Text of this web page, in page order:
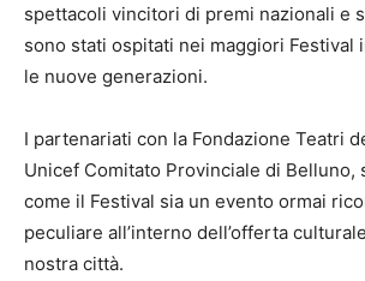
spettacoli vincitori di premi nazionali e
sono stati ospitati nei maggiori Festival
le nuove generazioni.
I partenariati con la Fondazione Teatri
Unicef Comitato Provinciale di Belluno,
come il Festival sia un evento ormai
peculiare all’interno dell’offerta
nostra città.